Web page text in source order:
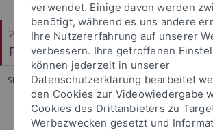
Wirtschafts- und Sozialwissenschaftliche Fakultät
Fachbereich
Sie sind hier: Startseite ... Studienpläne und
Studienfachberatung
verwendet. Einige davon werden
benötigt, während es uns andere
Ihre Nutzererfahrung auf unserer
verbessern. Ihre getroffenen
können jederzeit in unserer
Datenschutzerklärung bearbeitet
den Cookies zur Videowiedergabe
Cookies des Drittanbieters zu
Werbezwecken gesetzt und